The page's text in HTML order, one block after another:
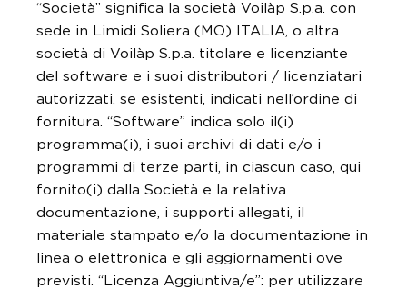
“Società” significa la società Voilàp S.p.a. con
sede in Limidi Soliera (MO) ITALIA, o altra
società di Voilàp S.p.a. titolare e licenziante
del software e i suoi distributori / licenziatari
autorizzati, se esistenti, indicati nell’ordine di
fornitura. “Software” indica solo il(i)
programma(i), i suoi archivi di dati e/o i
programmi di terze parti, in ciascun caso, qui
fornito(i) dalla Società e la relativa
documentazione, i supporti allegati, il
materiale stampato e/o la documentazione in
linea o elettronica e gli aggiornamenti ove
previsti. “Licenza Aggiuntiva/e”: per utilizzare